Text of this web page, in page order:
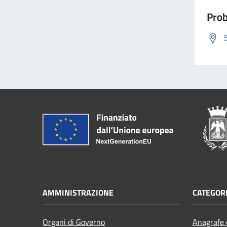
AMMINISTRAZIONE
Organi di Governo